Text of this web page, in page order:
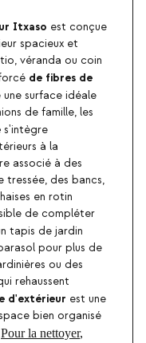
Itxaso est conçue
spacieux et
véranda ou coin
de fibres de
surface idéale
de famille, les
s'intègre
à la
associé à des
tressée, des bancs,
en rotin
de compléter
tapis de jardin
pour plus de
ou des
rehaussent
d'extérieur est une
bien organisé
Pour la nettoyer,